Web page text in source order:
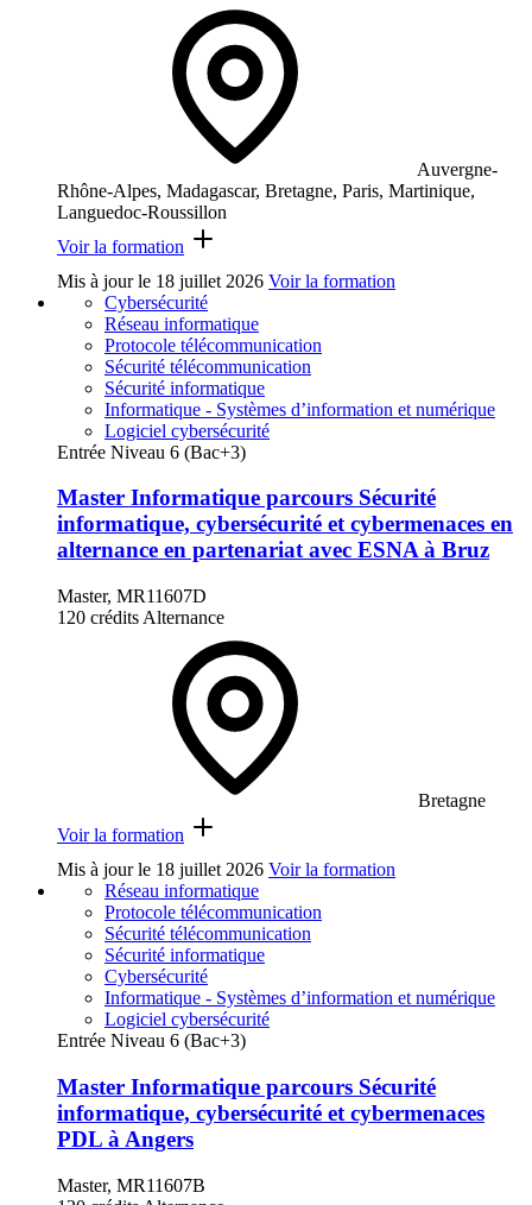
Auvergne-
Rhône-Alpes, Madagascar, Bretagne, Paris, Martinique,
Languedoc-Roussillon
Voir la formation
Mis à jour le 18 juillet 2026 Voir la formation
Cybersécurité
Réseau informatique
Protocole télécommunication
Sécurité télécommunication
Sécurité informatique
Informatique - Systèmes d’information et numérique
Logiciel cybersécurité
Entrée Niveau 6 (Bac+3)
Master Informatique parcours Sécurité
informatique, cybersécurité et cybermenaces en
alternance en partenariat avec ESNA à Bruz
Master, MR11607D
120 crédits Alternance
Bretagne
Voir la formation
Mis à jour le 18 juillet 2026 Voir la formation
Réseau informatique
Protocole télécommunication
Sécurité télécommunication
Sécurité informatique
Cybersécurité
Informatique - Systèmes d’information et numérique
Logiciel cybersécurité
Entrée Niveau 6 (Bac+3)
Master Informatique parcours Sécurité
informatique, cybersécurité et cybermenaces
PDL à Angers
Master, MR11607B